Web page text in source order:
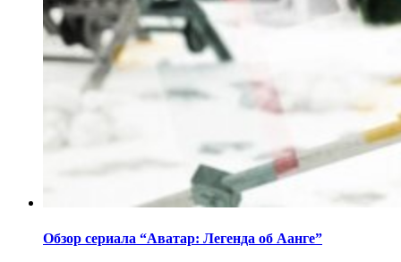
Обзор сериала “Аватар: Легенда об Аанге”